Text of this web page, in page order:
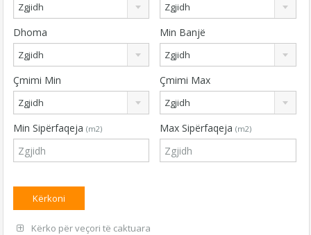
Zgjidh Zgjidh
Dhoma
Zgjidh
Min Banjë
Zgjidh
Çmimi Min
Zgjidh
Çmimi Max
Zgjidh
Min Sipërfaqeja (m2) Max Sipërfaqeja(m2)
Kërko për veçori të caktuara